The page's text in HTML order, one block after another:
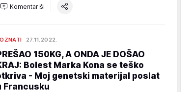
Komentariši
27.11.2022.
150KG, A ONDA JE DOŠAO
Bolest Marka Kona se teško
- Moj genetski materijal poslat
Francusku